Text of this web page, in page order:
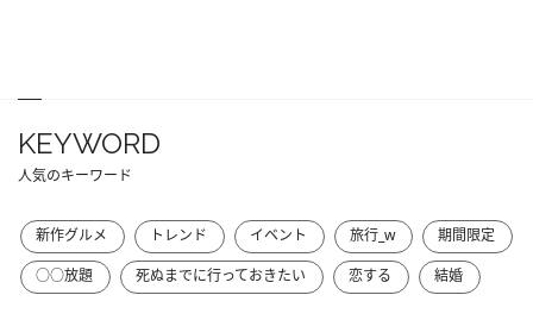
KEYWORD
人気のキーワード
新作グルメ トレンド イベント 旅行_w
期間限定
○○放題
死ぬまでに行っておきたい 恋する 結婚